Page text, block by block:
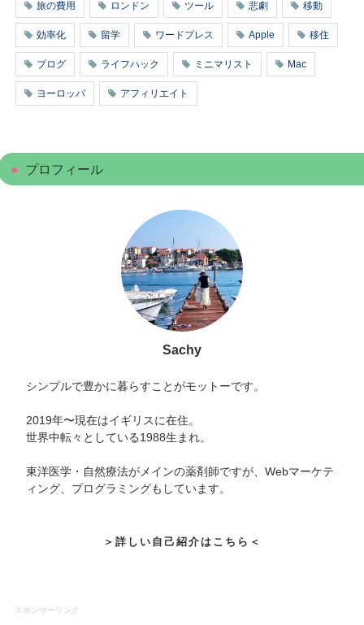
旅の費用 ロンドン ツール 悲劇 移動
効率化 留学 ワードプレス Apple 移住
ブログ ライフハック ミニマリスト Mac
ヨーロッパ アフィリエイト
プロフィール
Sachy
シンプルで豊かに暮らすことがモットーです。
2019年〜現在はイギリスに在住。
世界中転々としている1988生まれ。
東洋医学・自然療法がメインの薬剤師ですが、Webマーケテ
ィング、プログラミングもしています。
＞詳しい自己紹介はこちら＜
スポンサーリンク